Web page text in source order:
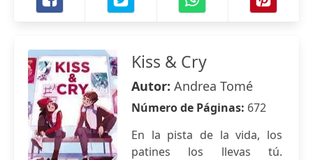
Kiss & Cry
Autor: Andrea Tomé
Número de Páginas: 672
En la pista de la vida, los
patines los llevas tú.